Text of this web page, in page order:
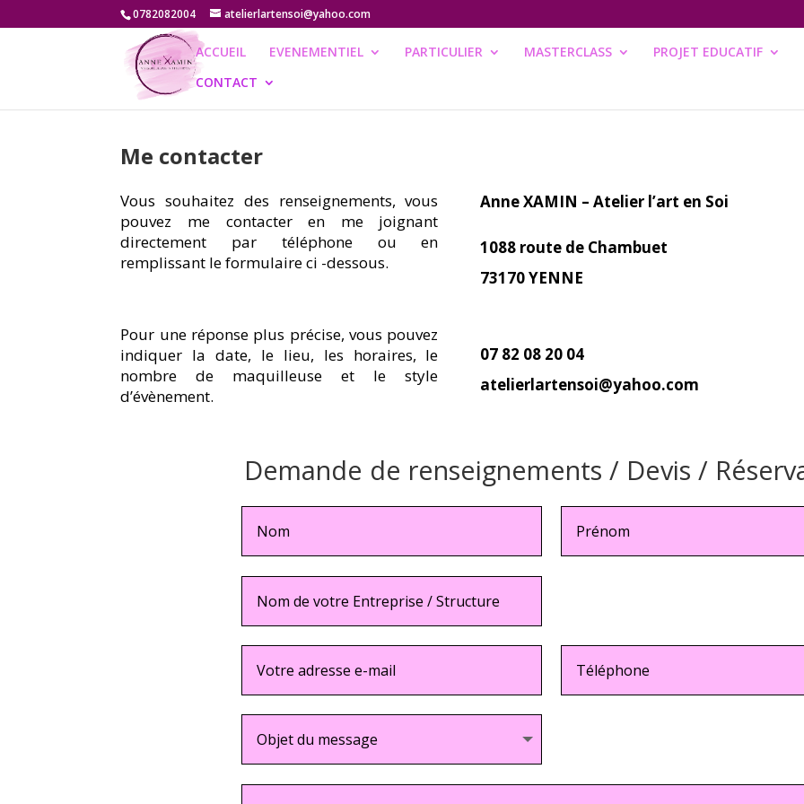
0782082004 atelierlartensoi@yahoo.com
ACCUEIL EVENEMENTIEL PARTICULIER MASTERCLASS PROJET EDUCATIF
CONTACT
Me contacter
Vous souhaitez des renseignements, vous
pouvez me contacter en me joignant
directement par téléphone ou en
remplissant le formulaire ci -dessous.
Pour une réponse plus précise, vous pouvez
indiquer la date, le lieu, les horaires, le
nombre de maquilleuse et le style
d’évènement.
Anne XAMIN – Atelier l’art en Soi
1088 route de Chambuet
73170 YENNE
07 82 08 20 04
atelierlartensoi@yahoo.com
Demande de renseignements / Devis /